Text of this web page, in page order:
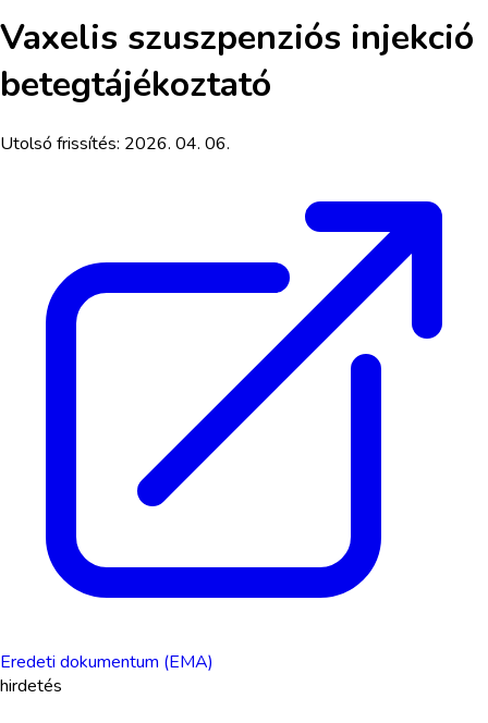
Vaxelis szuszpenziós injekció
betegtájékoztató
Utolsó frissítés: 2026. 04. 06.
Eredeti dokumentum (EMA)
hirdetés